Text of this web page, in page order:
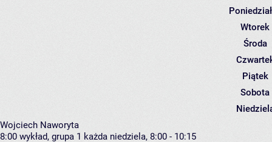
Wtorek
Środa
Piątek
Sobota
Wojciech Naworyta
8:00 wykład, grupa 1 każda niedziela, 8:00 - 10:15